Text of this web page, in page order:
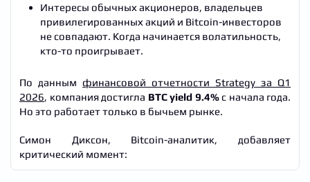
Интересы обычных акционеров, владельцев
привилегированных акций и Bitcoin-инвесторов
не совпадают. Когда начинается волатильность,
кто-то проигрывает.
По данным финансовой отчетности Strategy за Q1
2026, компания достигла BTC yield 9.4%с начала года.
Но это работает только в бычьем рынке.
Симон Диксон, Bitcoin-аналитик, добавляет
критический момент: